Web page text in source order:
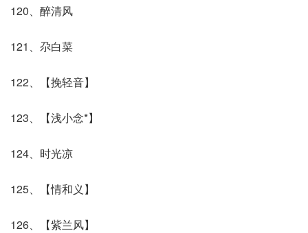
120、醉清风
121、尕白菜
122、【挽轻音】
123、【浅小念*】
124、时光凉
125、【情和义】
126、【紫兰风】